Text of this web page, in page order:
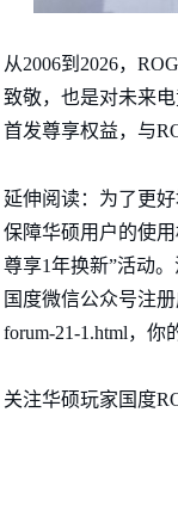
从2006到2026，
致敬，也是对未来
首发尊享权益，与
延伸阅读：为了更
保障华硕用户的使
尊享1年换新”活动
国度微信公众号注
forum-21-1.html，你
关注华硕玩家国度